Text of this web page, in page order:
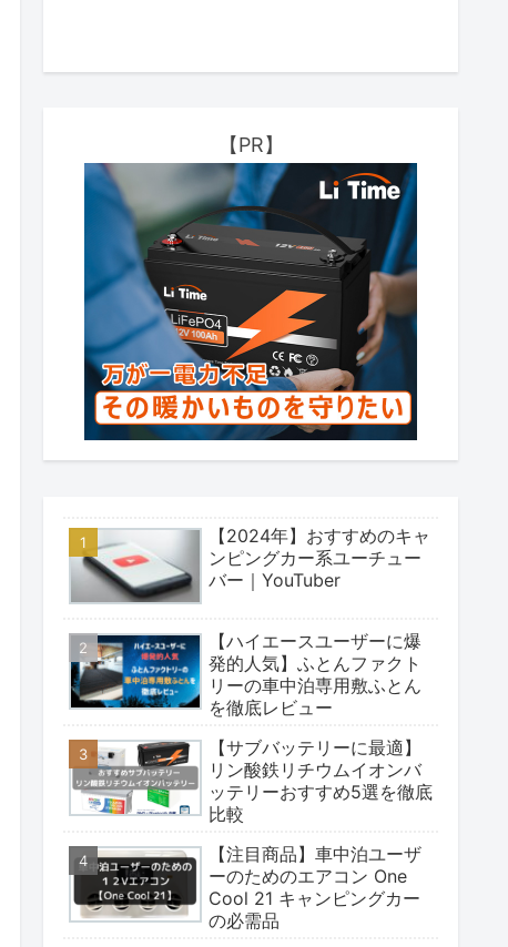
【PR】
【2024年】おすすめのキャ
ンピングカー系ユーチュー
バー｜YouTuber
【ハイエースユーザーに爆
発的人気】ふとんファクト
リーの車中泊専用敷ふとん
を徹底レビュー
【サブバッテリーに最適】
リン酸鉄リチウムイオンバ
ッテリーおすすめ5選を徹底
比較
【注目商品】車中泊ユーザ
ーのためのエアコン One
Cool 21 キャンピングカー
の必需品